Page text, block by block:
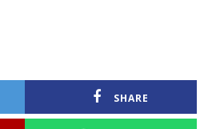
SHARE